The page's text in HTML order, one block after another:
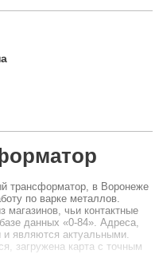
трансформатор, в Воронеже
по варке металлов.
магазинов, чьи контактные
данных «0-84». Адреса,
являются актуальными.
загружена карта с точным